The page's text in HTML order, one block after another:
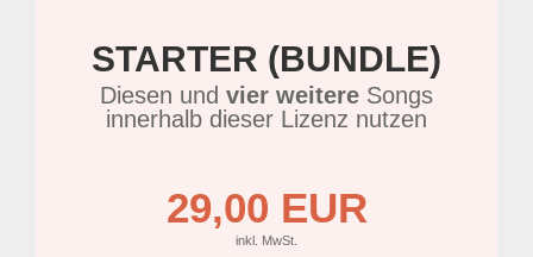
STARTER (BUNDLE)
Diesen und vier weitere Songs
innerhalb dieser Lizenz nutzen
29,00 EUR
inkl. MwSt.